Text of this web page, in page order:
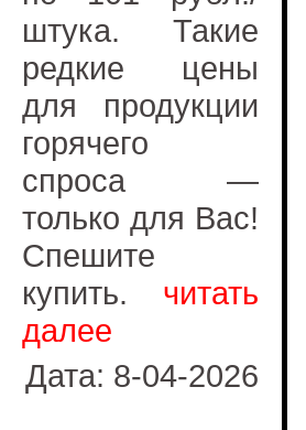
штука. Такие
редкие цены
для продукции
горячего
спроса —
только для Вас!
Спешите
купить. читать
далее
Дата: 8-04-2026